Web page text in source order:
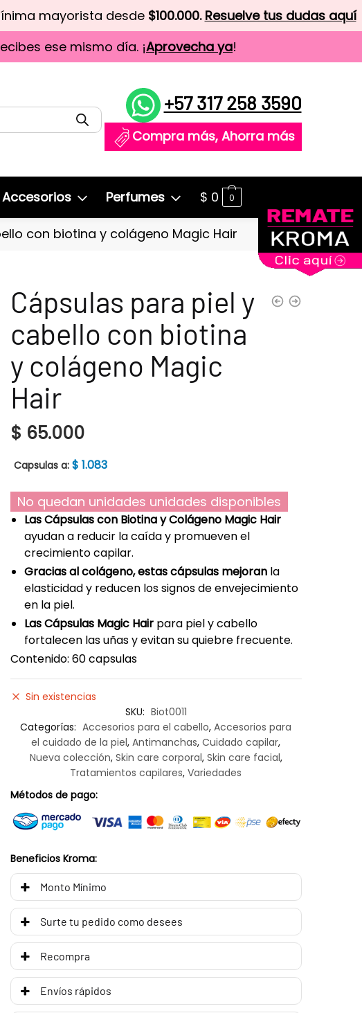
mayorista desde $100.000. Resuelve tus dudas aquí
ese mismo día. ¡Aprovecha ya!
+57 317 258 3590
Compra más, Ahorra más
Accesorios Perfumes $ 0 0
con biotina y colágeno Magic Hair
Cápsulas para piel y
cabello con biotina
y colágeno Magic
Hair
$ 65.000
Capsulas a: $ 1.083
No quedan unidades unidades disponibles
Las Cápsulas con Biotina y Colágeno Magic Hair
ayudan a reducir la caída y promueven el
crecimiento capilar.
Gracias al colágeno, estas cápsulas mejoranla
elasticidad y reducen los signos de envejecimiento
en la piel.
Las Cápsulas Magic Hairpara piel y cabello
fortalecen las uñas y evitan su quiebre frecuente.
Contenido: 60 capsulas
Sin existencias
SKU: Biot0011
Categorías: Accesorios para el cabello,Accesorios para
el cuidado de la piel,Antimanchas,Cuidado capilar,
Nueva colección, Skin care corporal, Skin care facial,
Tratamientos capilares,Variedades
Métodos de pago:
Beneficios Kroma:
Monto Mínimo
Surte tu pedido como desees
Recompra
Envíos rápidos